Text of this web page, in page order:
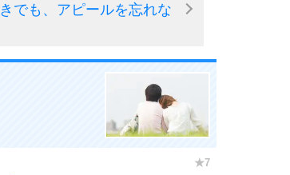
でも、アピールを忘れな